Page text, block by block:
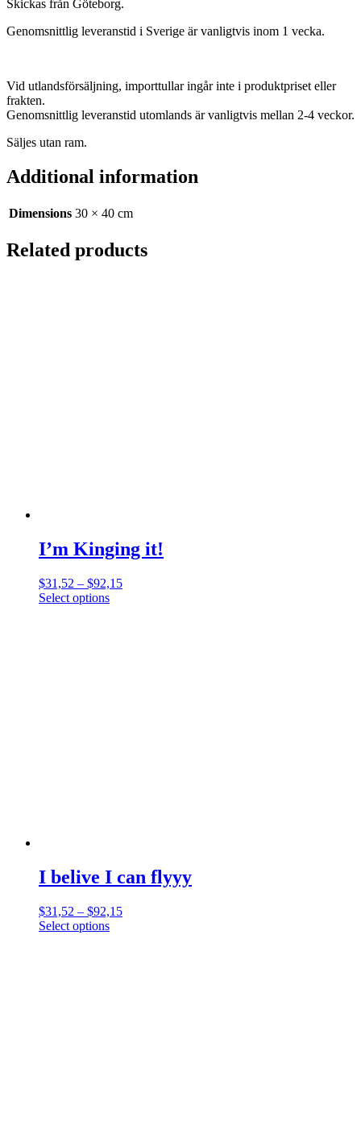
Skickas från Göteborg.
Genomsnittlig leveranstid i Sverige är vanligtvis inom 1 vecka.
Vid utlandsförsäljning, importtullar ingår inte i produktpriset eller
frakten.
Genomsnittlig leveranstid utomlands är vanligtvis mellan 2-4 veckor.
Säljes utan ram.
Additional information
Dimensions 30 × 40 cm
Related products
I’m Kinging it!
$31,52 – $92,15
Select options
I belive I can flyyy
$31,52 – $92,15
Select options